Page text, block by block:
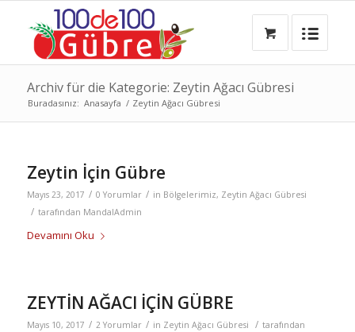
Archiv für die Kategorie: Zeytin Ağacı Gübresi
Buradasınız: Anasayfa / Zeytin Ağacı Gübresi
Zeytin İçin Gübre
Mayıs 23, 2017 / 0 Yorumlar / in Bölgelerimiz, Zeytin Ağacı Gübresi
/ tarafından MandalAdmin
Devamını Oku
ZEYTİN AĞACI İÇİN GÜBRE
Mayıs 10, 2017 / 2 Yorumlar / in Zeytin Ağacı Gübresi / tarafından